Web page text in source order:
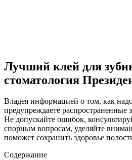
Лучший клей для
стоматология
Владея информацией о том, как
предупреждаете распространенные
Не допускайте ошибок,
спорным вопросам, уделяйте
поможет сохранить здоровье
Содержание